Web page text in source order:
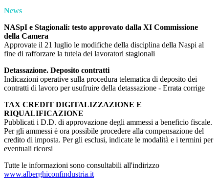
News
NASpI e Stagionali: testo approvato dalla XI Commissione
della Camera
Approvate il 21 luglio le modifiche della disciplina della Naspi al
fine di rafforzare la tutela dei lavoratori stagionali
Detassazione. Deposito contratti
Indicazioni operative sulla procedura telematica di deposito dei
contratti di lavoro per usufruire della detassazione - Errata corrige
TAX CREDIT DIGITALIZZAZIONE E
RIQUALIFICAZIONE
Pubblicati i D.D. di approvazione degli ammessi a beneficio fiscale.
Per gli ammessi è ora possibile procedere alla compensazione del
credito di imposta. Per gli esclusi, indicate le modalità e i termini per
eventuali ricorsi
Tutte le informazioni sono consultabili all'indirizzo
www.alberghiconfindustria.it